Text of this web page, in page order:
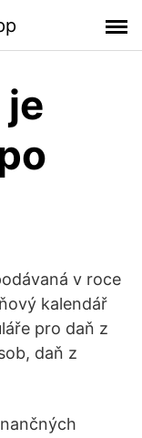
v roce
kalendář
pro daň z
daň z